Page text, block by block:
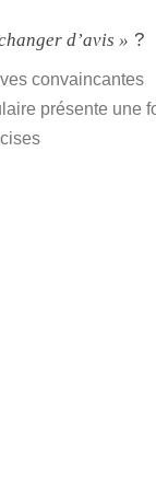
d’avis » ?
convaincantes
présente une